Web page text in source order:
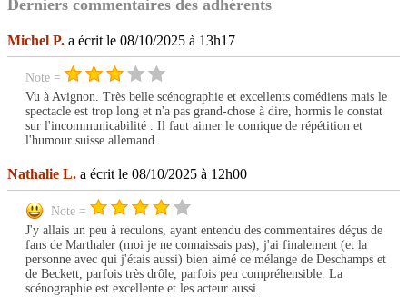
Derniers commentaires des adhérents
Michel P. a écrit le 08/10/2025 à 13h17
Note =
Vu à Avignon. Très belle scénographie et excellents comédiens mais le
spectacle est trop long et n'a pas grand-chose à dire, hormis le constat
sur l'incommunicabilité . Il faut aimer le comique de répétition et
l'humour suisse allemand.
Nathalie L. a écrit le 08/10/2025 à 12h00
Note =
J'y allais un peu à reculons, ayant entendu des commentaires déçus de
fans de Marthaler (moi je ne connaissais pas), j'ai finalement (et la
personne avec qui j'étais aussi) bien aimé ce mélange de Deschamps et
de Beckett, parfois très drôle, parfois peu compréhensible. La
scénographie est excellente et les acteur aussi.